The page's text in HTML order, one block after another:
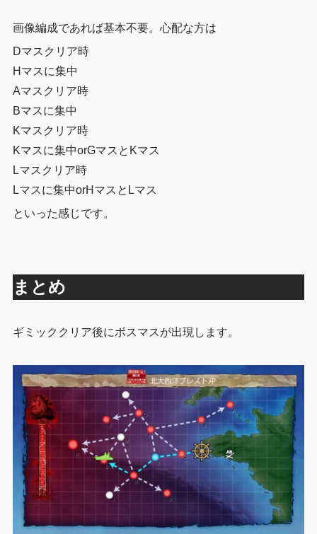
画像編成であれば基本不要。心配な方は
Dマスクリア時
Hマスに集中
Aマスクリア時
Bマスに集中
Kマスクリア時
Kマスに集中orGマスとKマス
Lマスクリア時
Lマスに集中orHマスとLマス
といった感じです。
まとめ
ギミッククリア後にボスマスが出現します。